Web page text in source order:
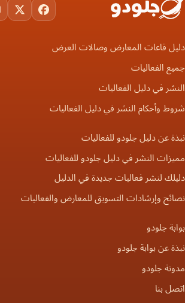
Facebook
X
دليل قاعات المعارض وصالات العرض
جميع الفعاليات
النشر في دليل الفعاليات
شروط وأحكام النشر في دليل الفعاليات
نبذة عن دليل جلودو للفعاليات
مميزات النشر في دليل جلودو للفعاليات
دليلك لنشر فعاليات جديدة في الدليل
نصائح وإرشادات التسويق للمعارض والفعاليات
بوابة جلودو
نبذة عن بوابة جلودو
مدونة جلودو
اتصل بنا